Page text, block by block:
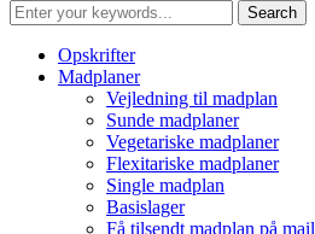
Opskrifter
Madplaner
Vejledning til madplan
Sunde madplaner
Vegetariske madplaner
Flexitariske madplaner
Single madplan
Basislager
Få tilsendt madplan på mail